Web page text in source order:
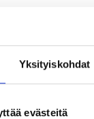
Yksityiskohdat
evästeitä
Läm­möl­lä